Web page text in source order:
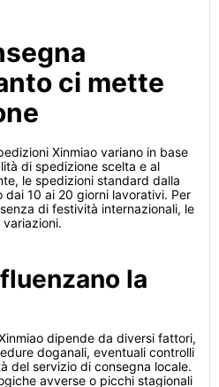
ci mette
Xinmiao variano in base
di spedizione scelta e al
le spedizioni standard dalla
dai 10 ai 20 giorni lavorativi. Per
di festività internazionali, le
la
dipende da diversi fattori,
doganali, eventuali controlli
del servizio di consegna locale.
avverse o picchi stagionali